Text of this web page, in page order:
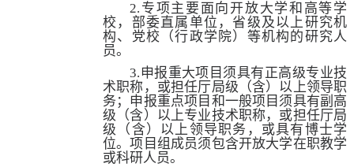
2. 专项主要面向开放大学和高等学
校，部委直属单位，省级及以上研究机
构、党校（行政学院）等机构的研究人
员。
3. 申报重大项目须具有正高级专业技
术职称，或担任厅局级（含）以上领导职
务；申报重点项目和一般项目须具有副高
级（含）以上专业技术职称，或担任厅局
级（含）以上领导职务，或具有博士学
位。项目组成员须包含开放大学在职教学
或科研人员。